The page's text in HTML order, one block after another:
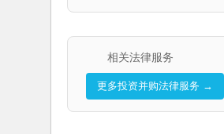
相关法律服务
更多投资并购法律服务 →